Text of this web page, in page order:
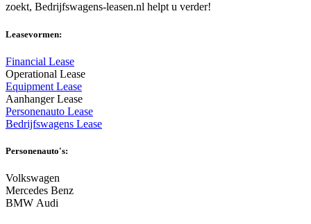
zoekt, Bedrijfswagens-leasen.nl helpt u verder!
Leasevormen:
Financial Lease
Operational Lease
Equipment Lease
Aanhanger Lease
Personenauto Lease
Bedrijfswagens Lease
Personenauto's:
Volkswagen
Mercedes Benz
BMW Audi